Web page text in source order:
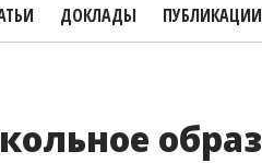
ДОКЛАДЫ ПУБЛИКАЦИИ